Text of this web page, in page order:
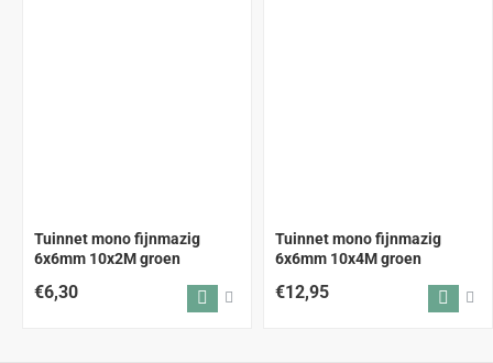
Tuinnet mono fijnmazig
6x6mm 10x2M groen
€6,30
Tuinnet mono fijnmazig
6x6mm 10x4M groen
€12,95